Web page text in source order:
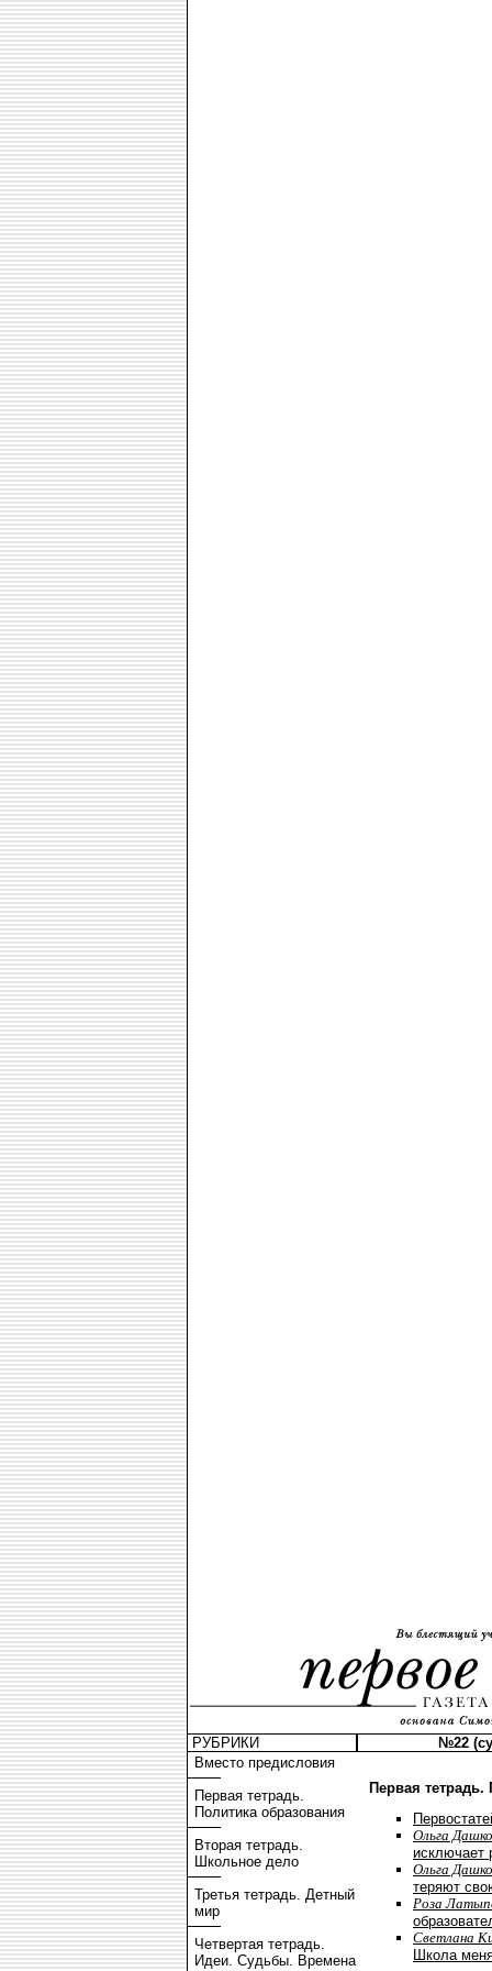
РУБРИКИ
№22
Вместо предисловия
Первая тетрадь.
Политика образования
Вторая тетрадь.
Школьное дело
Третья тетрадь. Детный
мир
Четвертая тетрадь.
Идеи. Судьбы. Времена
Первая
Ольга
исключает
Ольга
теряют
Роза
Светлана
Школа